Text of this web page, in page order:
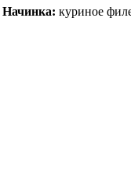
Начинка: куриное